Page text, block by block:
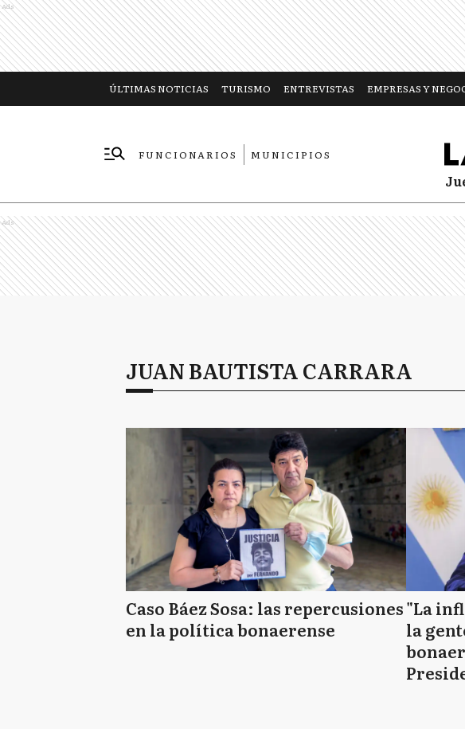
Ads
ÚLTIMAS NOTICIAS TURISMO ENTREVISTAS EMPRESAS Y
FUNCIONARIOS
MUNICIPIOS
Ads
JUAN BAUTISTA CARRARA
Caso Báez Sosa: las repercusiones
en la política bonaerense
"La
la